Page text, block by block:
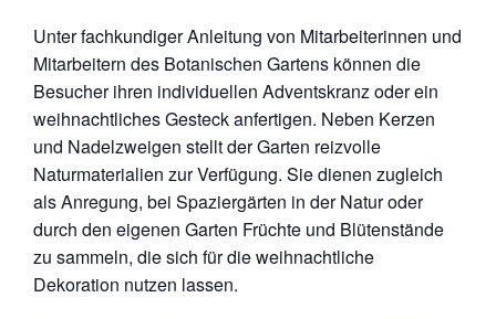
Unter fachkundiger Anleitung von Mitarbeiterinnen und
Mitarbeitern des Botanischen Gartens können die
Besucher ihren individuellen Adventskranz oder ein
weihnachtliches Gesteck anfertigen. Neben Kerzen
und Nadelzweigen stellt der Garten reizvolle
Naturmaterialien zur Verfügung. Sie dienen zugleich
als Anregung, bei Spaziergärten in der Natur oder
durch den eigenen Garten Früchte und Blütenstände
zu sammeln, die sich für die weihnachtliche
Dekoration nutzen lassen.